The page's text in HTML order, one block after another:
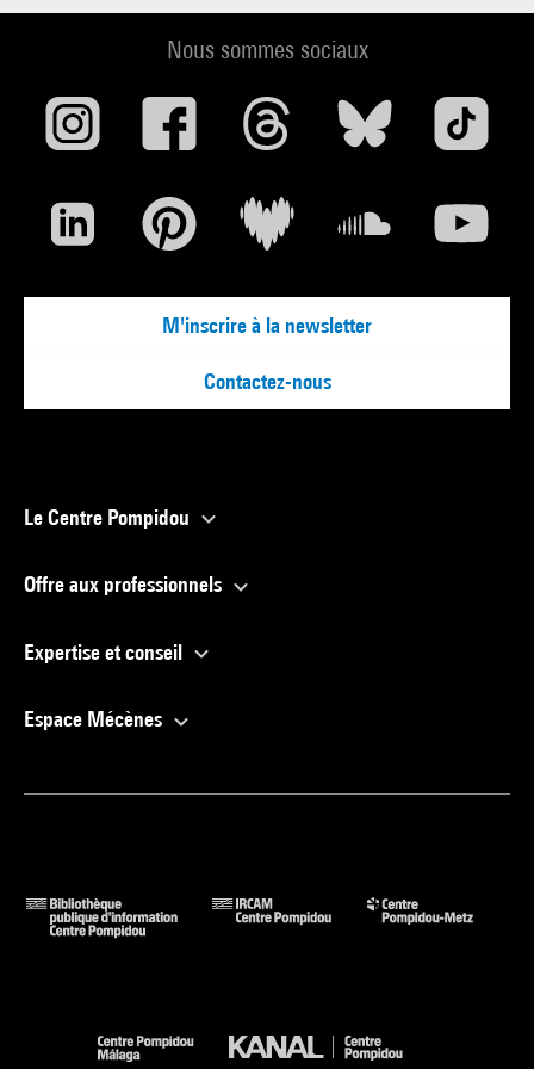
Nous sommes sociaux
M'inscrire à la newsletter
Contactez-nous
Le Centre Pompidou
Offre aux professionnels
Expertise et conseil
Espace Mécènes